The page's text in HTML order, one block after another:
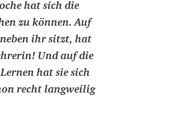
hat sich die
zu können. Auf
ihr sitzt, hat
Und auf die
hat sie sich
recht langweilig